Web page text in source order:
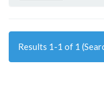
Results 1-1 of 1